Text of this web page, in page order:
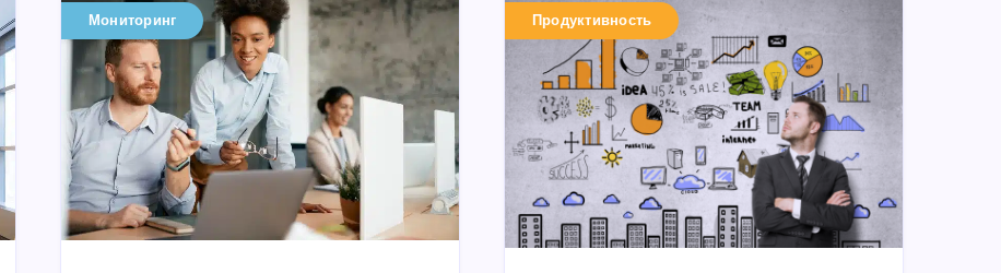
Мониторинг Продуктивность